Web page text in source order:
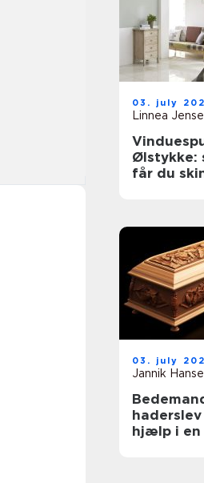
03. july
Linnea
Ølstykke:
får du
03. july
Jannik
haderslev tryg
hjælp i